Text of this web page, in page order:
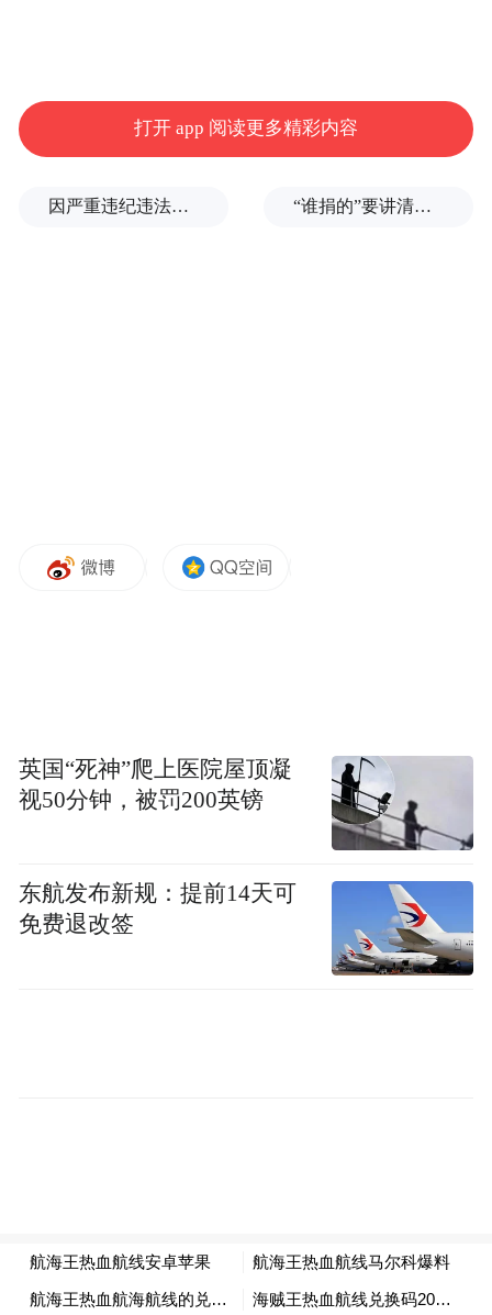
一张覆盖城乡的阅读服务网。
15分钟就能找到一个阅读的角落。
15分钟，看得了展
博物馆不再是高高在上的“冷殿堂”。
打开 app 阅读更多精彩内容
因严重违纪违法，金融监管总局原局长李云泽被罢免全国人大代表 “谁捐的”要讲清楚，爱心不能被截胡
英国“死神”爬上医院屋顶凝
视50分钟，被罚200英镑
东航发布新规：提前14天可
免费退改签